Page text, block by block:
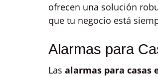
ofrecen una solución
que tu negocio está
Alarmas para
Las alarmas para casas